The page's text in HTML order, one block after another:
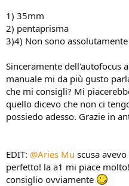
Bene, una volta riflettuto su
suggerimento.
1) 35mm
2) pentaprisma
3)4) Non sono
Sinceramente dell'autofocus
manuale mi da più gusto
che mi consigli? Mi
quello dicevo che non ci
possiedo adesso. Grazie in
EDIT: @Aries Mu scusa
perfetto! la a1 mi piace
consiglio ovviamente